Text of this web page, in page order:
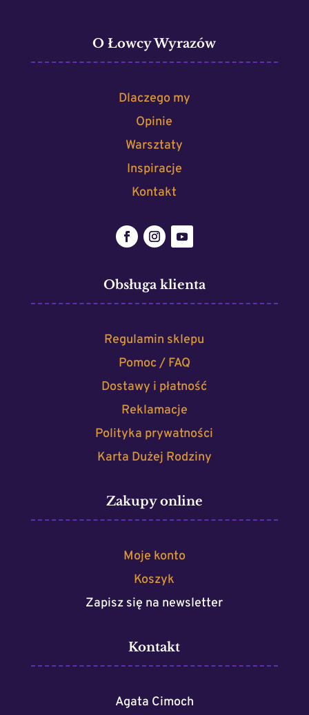
O Łowcy Wyrazów
Dlaczego my
Opinie
Warsztaty
Inspiracje
Kontakt
Obsługa klienta
Regulamin sklepu
Pomoc / FAQ
Dostawy i płatność
Reklamacje
Polityka prywatności
Karta Dużej Rodziny
Zakupy online
Moje konto
Koszyk
Zapisz się na newsletter
Kontakt
Agata Cimoch